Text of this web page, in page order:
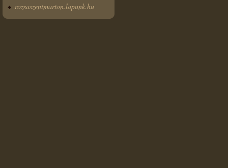
rozsaszentmarton.lapunk.hu